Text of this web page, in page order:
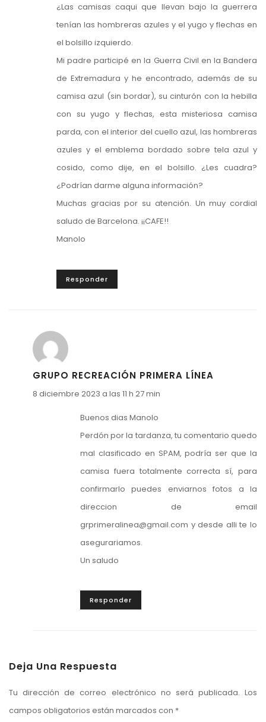
¿Las camisas caqui que llevan bajo la guerrera
tenían las hombreras azules y el yugo y flechas en
el bolsillo izquierdo.
Mi padre participé en la Guerra Civil en la Bandera
de Extremadura y he encontrado, además de su
camisa azul (sin bordar), su cinturón con la hebilla
con su yugo y flechas, esta misteriosa camisa
parda, con el interior del cuello azul, las hombreras
azules y el emblema bordado sobre tela azul y
cosido, como dije, en el bolsillo. ¿Les cuadra?
¿Podrían darme alguna información?
Muchas gracias por su atención. Un muy cordial
saludo de Barcelona. ¡¡CAFE!!
Manolo
Responder
GRUPO RECREACIÓN PRIMERA LÍNEA
8 diciembre 2023 a las 11 h 27 min
Buenos dias Manolo
Perdón por la tardanza, tu comentario quedo
mal clasificado en SPAM, podría ser que la
camisa fuera totalmente correcta sí, para
confirmarlo puedes enviarnos fotos a la
direccion de email
grprimeralinea@gmail.com y desde alli te lo
asegurariamos.
Un saludo
Responder
Deja Una Respuesta
Tu dirección de correo electrónico no será publicada. Los
campos obligatorios están marcados con *